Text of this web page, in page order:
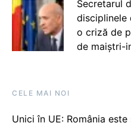
Secretarul
disciplinele
o criză de
de maiștri-
CELE MAI NOI
Unici în UE: România